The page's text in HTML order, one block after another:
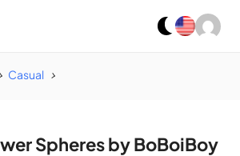
Casual
Spheres by BoBoiBoy